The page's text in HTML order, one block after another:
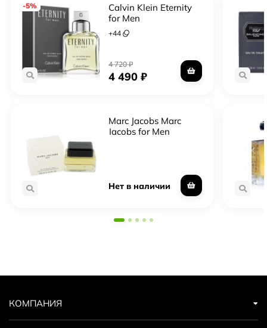
-5%
Calvin Klein Eternity
for Men
+44
4 720₽
4 490₽
Marc Jacobs Marc
Jacobs for Men
Нет в наличии
КОМПАНИЯ